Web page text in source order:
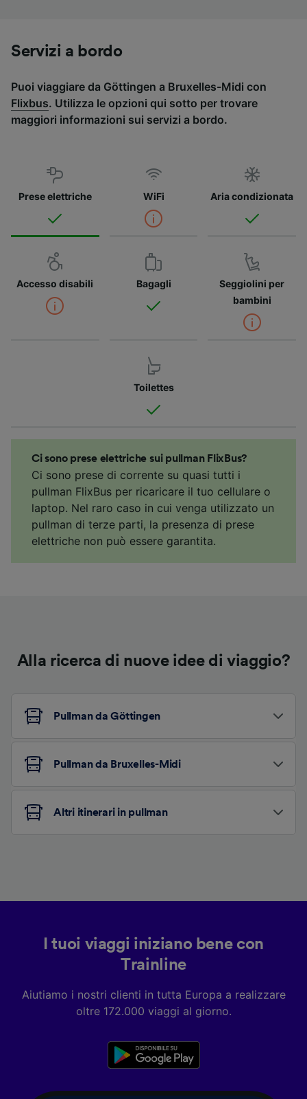
Servizi a bordo
Puoi viaggiare da Göttingen a Bruxelles-Midi con
Flixbus. Utilizza le opzioni qui sotto per trovare
maggiori informazioni sui servizi a bordo.
Prese elettriche WiFi Aria condizionata
Accesso disabili Bagagli
Seggiolini per
bambini
Toilettes
Ci sono prese elettriche sui pullman FlixBus?
Ci sono prese di corrente su quasi tutti i
pullman FlixBus per ricaricare il tuo cellulare o
laptop. Nel raro caso in cui venga utilizzato un
pullman di terze parti, la presenza di prese
elettriche non può essere garantita.
Alla ricerca di nuove idee di viaggio?
Pullman da Göttingen
Pullman da Bruxelles-Midi
Altri itinerari in pullman
I tuoi viaggi iniziano bene con
Trainline
Aiutiamo i nostri clienti in tutta Europa a realizzare
oltre 172.000 viaggi al giorno.